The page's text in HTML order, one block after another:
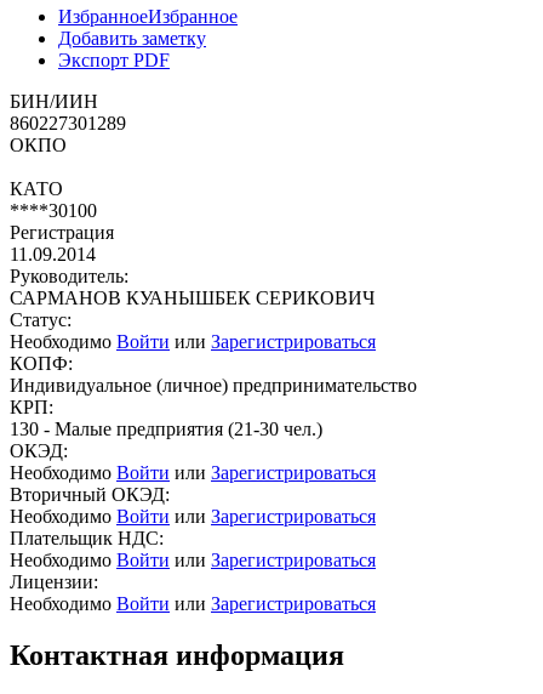
ИзбранноеИзбранное
Добавить заметку
Экспорт PDF
БИН/ИИН
860227301289
ОКПО
КАТО
****30100
Регистрация
11.09.2014
Руководитель:
САРМАНОВ КУАНЫШБЕК СЕРИКОВИЧ
Статус:
Необходимо Войти или Зарегистрироваться
КОПФ:
Индивидуальное (личное) предпринимательство
КРП:
130 - Малые предприятия (21-30 чел.)
ОКЭД:
Необходимо Войти или Зарегистрироваться
Вторичный ОКЭД:
Необходимо Войти или Зарегистрироваться
Плательщик НДС:
Необходимо Войти или Зарегистрироваться
Лицензии:
Необходимо Войти или Зарегистрироваться
Контактная информация